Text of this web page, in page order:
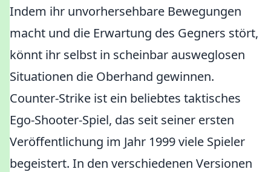
Indem ihr unvorhersehbare Bewegungen
macht und die Erwartung des Gegners stört,
könnt ihr selbst in scheinbar ausweglosen
Situationen die Oberhand gewinnen.
Counter-Strike ist ein beliebtes taktisches
Ego-Shooter-Spiel, das seit seiner ersten
Veröffentlichung im Jahr 1999 viele Spieler
begeistert. In den verschiedenen Versionen